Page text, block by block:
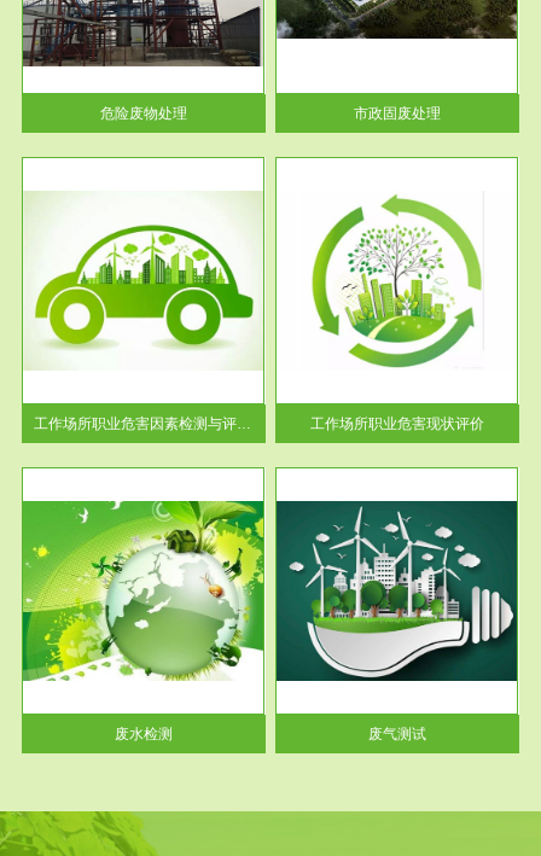
危险废物处理
蔚蓝生态环境科技所从事的市政
废物处理业务包括市政废物的处
理处...
市政固废处理
工作场所职业危害因素检测与评价...
服务范围
工作场所职业危害现状评价
【现状评价意义】：具体因素---
-通过质谱分析等多种手段明确
工作场...
工作场所职业危害现状评价
废水检测
服务范围
废气测试
检测范围工业废气检测包括有机
废气和无机废气。有机废气主要
包括...
废气测试